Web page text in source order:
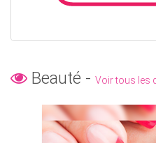
Beauté - Voir tous les